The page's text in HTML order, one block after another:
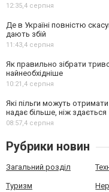
12:35,4 серпня
Де в Україні повністю
дають збій
11:43,4 серпня
Як правильно зібрати
найнеобхідніше
10:21,4 серпня
Які пільги можуть
надає більше, ніж здається
08:57,4 серпня
Рубрики новин
Загальний розділ
Туризм